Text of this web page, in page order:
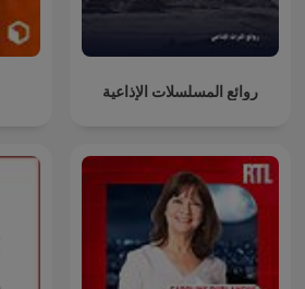
روائع المسلسلات الإذاعية